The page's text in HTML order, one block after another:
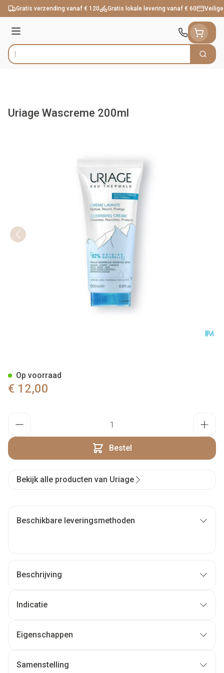
Ga naar de inhoud
Gratis verzending vanaf € 120 Gratis lokale levering vanaf € 60
Menu
Product, merk, categorie... Zoek
Uriage Wascreme 200ml
€ 12,00
Bestel
Op voorraad
Bekijk alle producten van Uriage
Beschikbare leveringsmethoden
Beschrijving
Indicatie
Eigenschappen
Samenstelling